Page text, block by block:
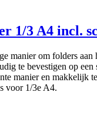
1/3 A4 incl.
manier om folders aan
te bevestigen op een
manier en makkelijk
voor 1/3e A4.